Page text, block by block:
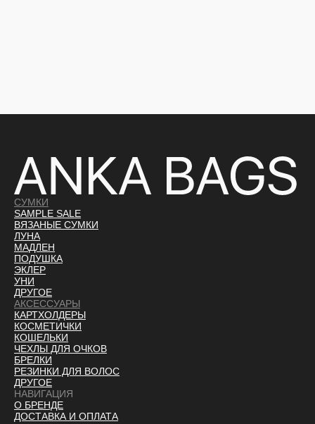
СУМКИ
SAMPLE SALE
ВЯЗАНЫЕ СУМКИ
ЛУНА
МАДЛЕН
ПОДУШКА
ЭКЛЕР
УНИ
ДРУГОЕ
АКСЕССУАРЫ
КАРТХОЛДЕРЫ
КОСМЕТИЧКИ
КОШЕЛЬКИ
ЧЕХЛЫ ДЛЯ ОЧКОВ
БРЕЛКИ
РЕЗИНКИ ДЛЯ ВОЛОС
ДРУГОЕ
НАВИГАЦИЯ
О БРЕНДЕ
ДОСТАВКА И ОПЛАТА